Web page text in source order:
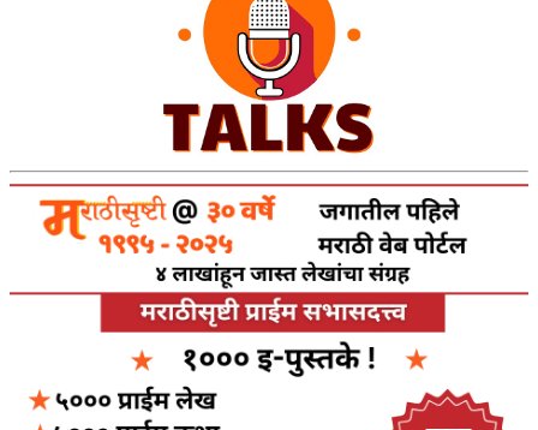
जोशी
डेंग्यू: ताप उतरला म्हणजे धोका टळला असे नाही!
४ जुलै – इतिहासात घडलेल्या महत्त्वाच्या घटना
सुवर्ण – झळाळी
‘अर्थ’पूर्ण हास्य
अष्टपैलू : खंडू रांगणेकर
अपूर्ण कथा
बुडीच खटलं – संयुक्त कुटुंब का गरजेचं?